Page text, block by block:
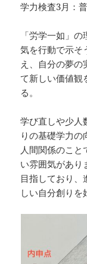
学力検査3月：
「労学一如」
気を行動で示そ
え、自分の夢の
て新しい価値観
る。
学び直しや少人
りの基礎学力
人間関係のこ
い雰囲気があり
目指しており
しい自分創りを